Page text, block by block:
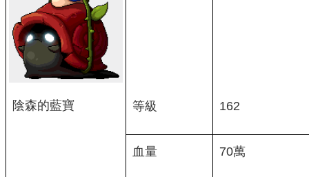
陰森的藍寶 等級 162
血量 70萬